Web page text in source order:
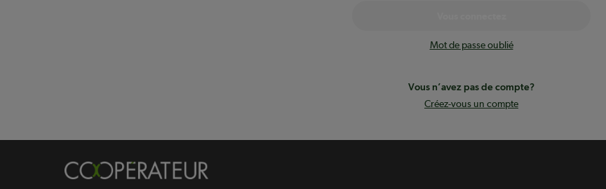
Mot de passe oublié
Vous n’avez pas de compte?
Créez-vous un compte